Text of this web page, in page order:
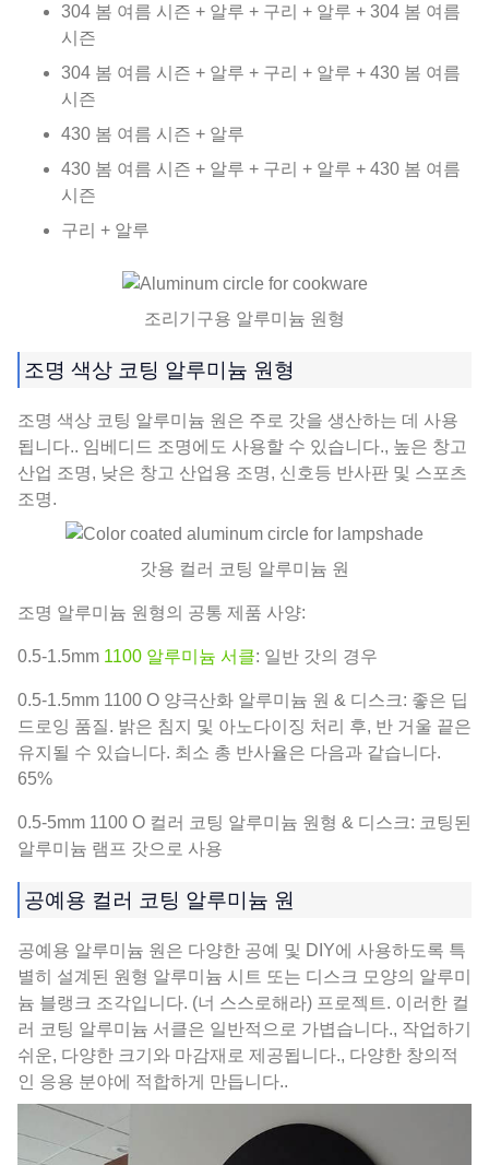
304 봄 여름 시즌 + 알루 + 구리 + 알루 + 304 봄 여름
시즌
304 봄 여름 시즌 + 알루 + 구리 + 알루 + 430 봄 여름
시즌
430 봄 여름 시즌 + 알루
430 봄 여름 시즌 + 알루 + 구리 + 알루 + 430 봄 여름
시즌
구리 + 알루
조리기구용 알루미늄 원형
조명 색상 코팅 알루미늄 원형
조명 색상 코팅 알루미늄 원은 주로 갓을 생산하는 데 사용
됩니다.. 임베디드 조명에도 사용할 수 있습니다., 높은 창고
산업 조명, 낮은 창고 산업용 조명, 신호등 반사판 및 스포츠
조명.
갓용 컬러 코팅 알루미늄 원
조명 알루미늄 원형의 공통 제품 사양:
0.5-1.5mm 1100 알루미늄 서클: 일반 갓의 경우
0.5-1.5mm 1100 O 양극산화 알루미늄 원 & 디스크: 좋은 딥
드로잉 품질. 밝은 침지 및 아노다이징 처리 후, 반 거울 끝은
유지될 수 있습니다. 최소 총 반사율은 다음과 같습니다.
65%
0.5-5mm 1100 O 컬러 코팅 알루미늄 원형 & 디스크: 코팅된
알루미늄 램프 갓으로 사용
공예용 컬러 코팅 알루미늄 원
공예용 알루미늄 원은 다양한 공예 및 DIY에 사용하도록 특
별히 설계된 원형 알루미늄 시트 또는 디스크 모양의 알루미
늄 블랭크 조각입니다. (너 스스로해라) 프로젝트. 이러한 컬
러 코팅 알루미늄 서클은 일반적으로 가볍습니다., 작업하기
쉬운, 다양한 크기와 마감재로 제공됩니다., 다양한 창의적
인 응용 분야에 적합하게 만듭니다..